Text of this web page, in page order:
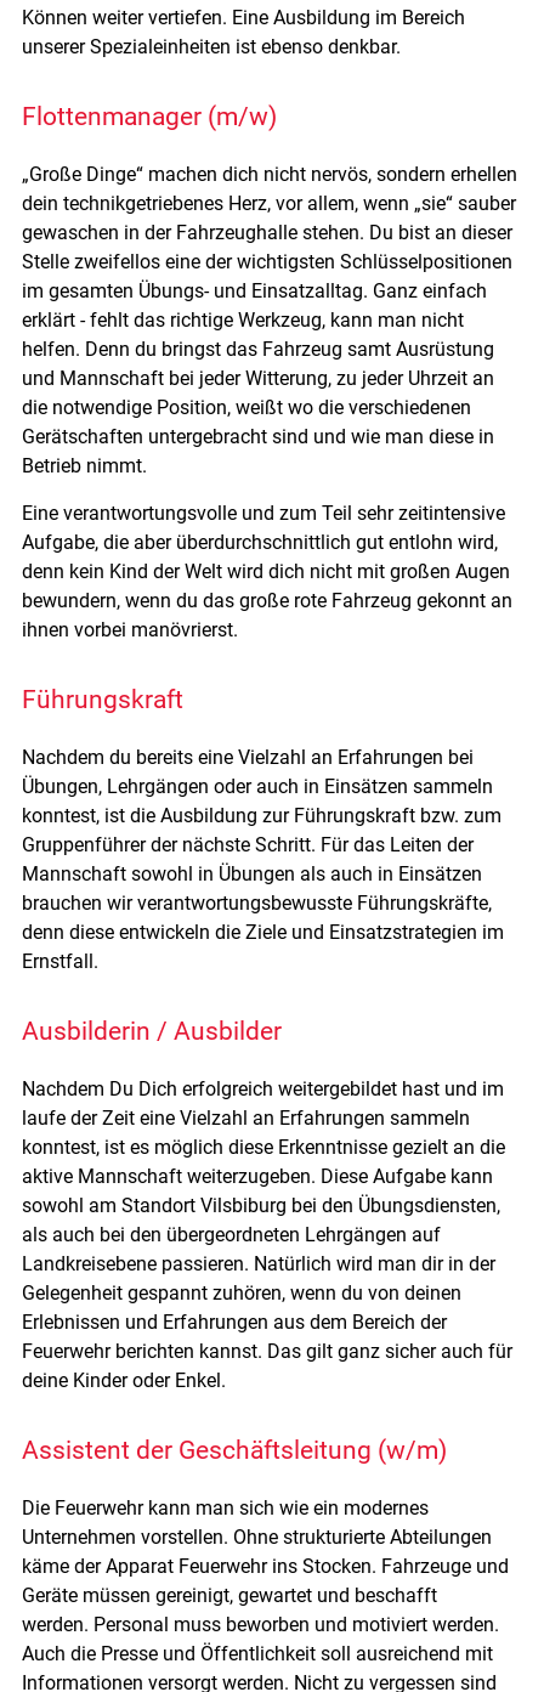
Können weiter vertiefen. Eine Ausbildung im Bereich
unserer Spezialeinheiten ist ebenso denkbar.
Flottenmanager (m/w)
„Große Dinge“ machen dich nicht nervös, sondern erhellen
dein technikgetriebenes Herz, vor allem, wenn „sie“ sauber
gewaschen in der Fahrzeughalle stehen. Du bist an dieser
Stelle zweifellos eine der wichtigsten Schlüsselpositionen
im gesamten Übungs- und Einsatzalltag. Ganz einfach
erklärt - fehlt das richtige Werkzeug, kann man nicht
helfen. Denn du bringst das Fahrzeug samt Ausrüstung
und Mannschaft bei jeder Witterung, zu jeder Uhrzeit an
die notwendige Position, weißt wo die verschiedenen
Gerätschaften untergebracht sind und wie man diese in
Betrieb nimmt.
Eine verantwortungsvolle und zum Teil sehr zeitintensive
Aufgabe, die aber überdurchschnittlich gut entlohn wird,
denn kein Kind der Welt wird dich nicht mit großen Augen
bewundern, wenn du das große rote Fahrzeug gekonnt an
ihnen vorbei manövrierst.
Führungskraft
Nachdem du bereits eine Vielzahl an Erfahrungen bei
Übungen, Lehrgängen oder auch in Einsätzen sammeln
konntest, ist die Ausbildung zur Führungskraft bzw. zum
Gruppenführer der nächste Schritt. Für das Leiten der
Mannschaft sowohl in Übungen als auch in Einsätzen
brauchen wir verantwortungsbewusste Führungskräfte,
denn diese entwickeln die Ziele und Einsatzstrategien im
Ernstfall.
Ausbilderin / Ausbilder
Nachdem Du Dich erfolgreich weitergebildet hast und im
laufe der Zeit eine Vielzahl an Erfahrungen sammeln
konntest, ist es möglich diese Erkenntnisse gezielt an die
aktive Mannschaft weiterzugeben. Diese Aufgabe kann
sowohl am Standort Vilsbiburg bei den Übungsdiensten,
als auch bei den übergeordneten Lehrgängen auf
Landkreisebene passieren. Natürlich wird man dir in der
Gelegenheit gespannt zuhören, wenn du von deinen
Erlebnissen und Erfahrungen aus dem Bereich der
Feuerwehr berichten kannst. Das gilt ganz sicher auch für
deine Kinder oder Enkel.
Assistent der Geschäftsleitung (w/m)
Die Feuerwehr kann man sich wie ein modernes
Unternehmen vorstellen. Ohne strukturierte Abteilungen
käme der Apparat Feuerwehr ins Stocken. Fahrzeuge und
Geräte müssen gereinigt, gewartet und beschafft
werden. Personal muss beworben und motiviert werden.
Auch die Presse und Öffentlichkeit soll ausreichend mit
Informationen versorgt werden. Nicht zu vergessen sind